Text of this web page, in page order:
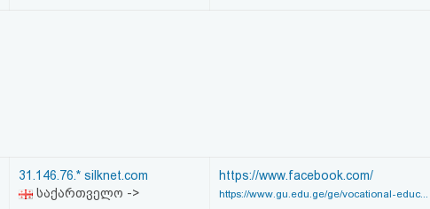
31.146.76.* silknet.com
საქართველო ->
https://www.facebook.com/
https://www.gu.edu.ge/ge/vocational-educ...